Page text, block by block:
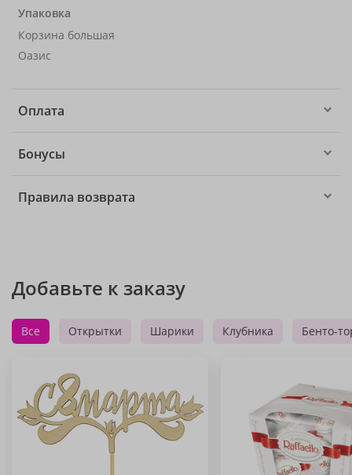
Упаковка
Корзина большая
Оазис
Оплата
Бонусы
Правила возврата
Добавьте к заказу
Все Открытки Шарики Клубника Бенто-